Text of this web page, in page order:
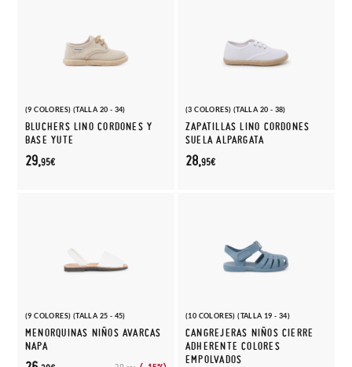
(9 COLORES) (TALLA 20 - 34)
BLUCHERS LINO CORDONES Y
BASE YUTE
29,95€
(3 COLORES) (TALLA 20 - 38)
ZAPATILLAS LINO CORDONES
SUELA ALPARGATA
28,95€
(9 COLORES) (TALLA 25 - 45)
MENORQUINAS NIÑOS AVARCAS
NAPA
(10 COLORES) (TALLA 19 - 34)
CANGREJERAS NIÑOS CIERRE
ADHERENTE COLORES
EMPOLVADOS